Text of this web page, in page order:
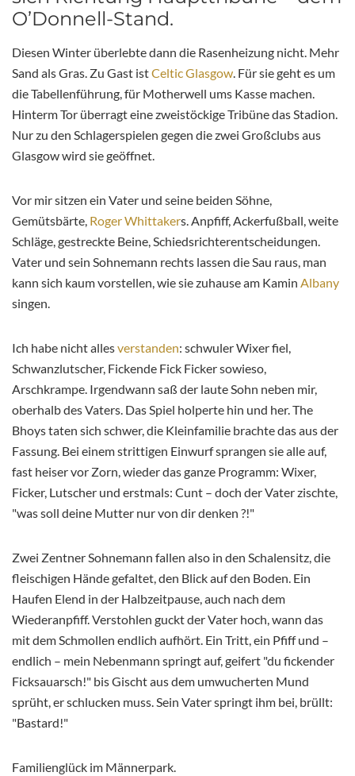
O’Donnell-Stand.
Diesen Winter überlebte dann die Rasenheizung nicht. Mehr
Sand als Gras. Zu Gast istCeltic Glasgow. Für sie geht es um
die Tabellenführung, für Motherwell ums Kasse machen.
Hinterm Tor überragt eine zweistöckige Tribüne das Stadion.
Nur zu den Schlagerspielen gegen die zwei Großclubs aus
Glasgow wird sie geöffnet.
Vor mir sitzen ein Vater und seine beiden Söhne,
Gemütsbärte, Roger Whittakers. Anpfiff, Ackerfußball, weite
Schläge, gestreckte Beine, Schiedsrichterentscheidungen.
Vater und sein Sohnemann rechts lassen die Sau raus, man
kann sich kaum vorstellen, wie sie zuhause am Kamin Albany
singen.
Ich habe nicht allesverstanden: schwuler Wixer fiel,
Schwanzlutscher, Fickende Fick Ficker sowieso,
Arschkrampe. Irgendwann saß der laute Sohn neben mir,
oberhalb des Vaters. Das Spiel holperte hin und her. The
Bhoys taten sich schwer, die Kleinfamilie brachte das aus der
Fassung. Bei einem strittigen Einwurf sprangen sie alle auf,
fast heiser vor Zorn, wieder das ganze Programm: Wixer,
Ficker, Lutscher und erstmals: Cunt – doch der Vater zischte,
"was soll deine Mutter nur von dir denken ?!"
Zwei Zentner Sohnemann fallen also in den Schalensitz, die
fleischigen Hände gefaltet, den Blick auf den Boden. Ein
Haufen Elend in der Halbzeitpause, auch nach dem
Wiederanpfiff. Verstohlen guckt der Vater hoch, wann das
mit dem Schmollen endlich aufhört. Ein Tritt, ein Pfiff und –
endlich – mein Nebenmann springt auf, geifert "du fickender
Ficksauarsch!" bis Gischt aus dem umwucherten Mund
sprüht, er schlucken muss. Sein Vater springt ihm bei, brüllt:
"Bastard!"
Familienglück im Männerpark.